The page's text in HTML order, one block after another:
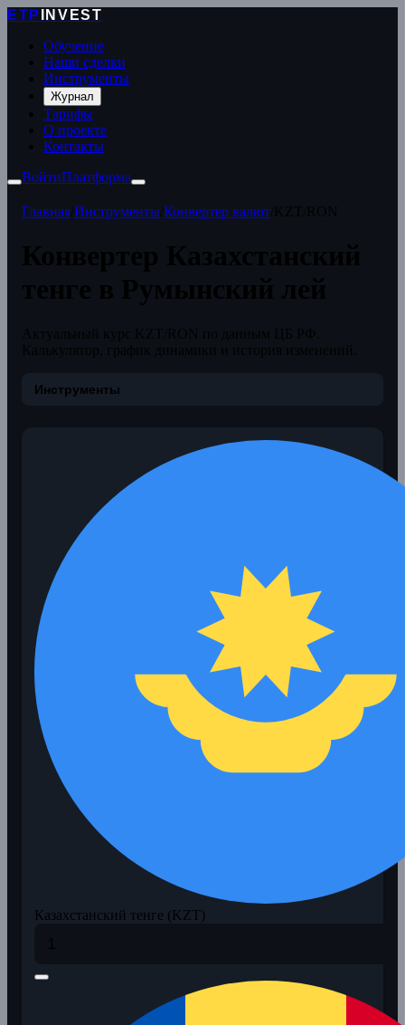
ETP
INVEST
Обучение
Наши сделки
Инструменты
Журнал
Тарифы
О проекте
Контакты
ВойтиПлатформа
Главная Инструменты Конвертер валют
Инструменты
Казахстанский тенге (KZT)